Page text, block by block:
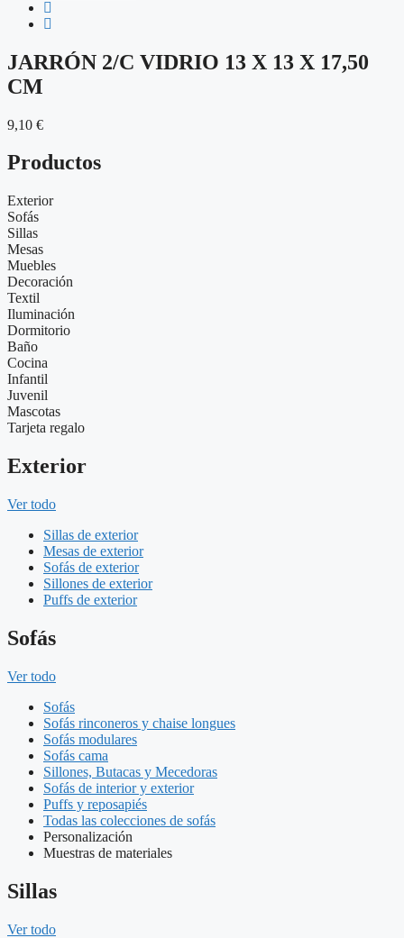
JARRÓN 2/C VIDRIO 13 X 13 X 17,50
CM
9,10 €
Productos
Exterior
Sofás
Sillas
Mesas
Muebles
Decoración
Textil
Iluminación
Dormitorio
Baño
Cocina
Infantil
Juvenil
Mascotas
Tarjeta regalo
Exterior
Ver todo
Sillas de exterior
Mesas de exterior
Sofás de exterior
Sillones de exterior
Puffs de exterior
Sofás
Ver todo
Sofás
Sofás rinconeros y chaise longues
Sofás modulares
Sofás cama
Sillones, Butacas y Mecedoras
Sofás de interior y exterior
Puffs y reposapiés
Todas las colecciones de sofás
Personalización
Muestras de materiales
Sillas
Ver todo